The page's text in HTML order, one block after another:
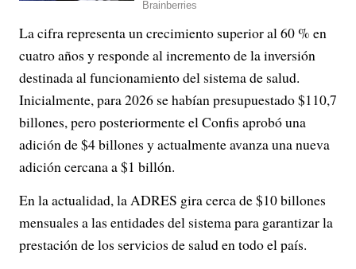
La cifra representa un crecimiento superior al 60 % en
cuatro años y responde al incremento de la inversión
destinada al funcionamiento del sistema de salud.
Inicialmente, para 2026 se habían presupuestado $110,7
billones, pero posteriormente el Confis aprobó una
adición de $4 billones y actualmente avanza una nueva
adición cercana a $1 billón.
En la actualidad, la ADRES gira cerca de $10 billones
mensuales a las entidades del sistema para garantizar la
prestación de los servicios de salud en todo el país.